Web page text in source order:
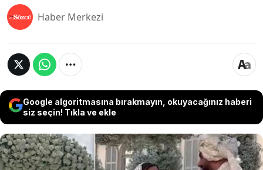
Haber Merkezi
Google algoritmasına bırakmayın, okuyacağınız haberi
siz seçin! Tıkla ve ekle
Milyarder girişimci ve iş insanı Umar Kamani,